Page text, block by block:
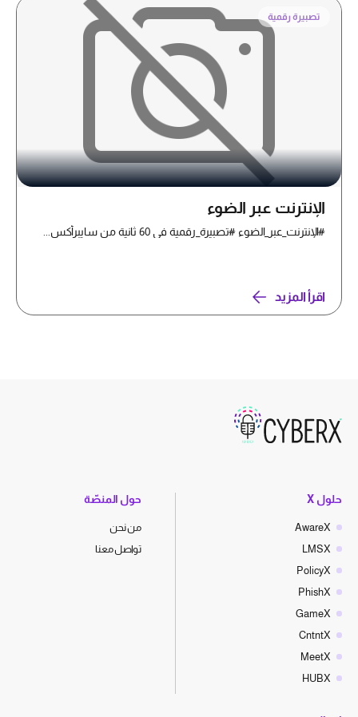
تصبيرة رقمية
الإنترنت عبر الضوء
#الإنترنت_عبر_الضوء #تصبيرة_رقمية في 60 ثانية من سايبرأكس...
اقرأ المزيد
حلول X
AwareX
LMSX
PolicyX
PhishX
GameX
CntntX
MeetX
HUBX
حول المنصّة
من نحن
تواصل معنا